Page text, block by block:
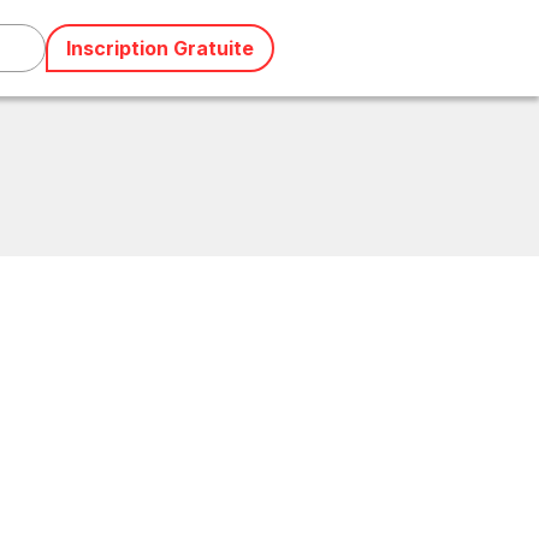
Inscription Gratuite